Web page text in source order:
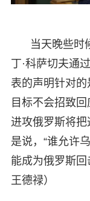
当天晚些时
丁·科萨切夫通
表的声明针对
目标不会招致
进攻俄罗斯将把
是说，“谁允许
能成为俄罗斯
王德禄）